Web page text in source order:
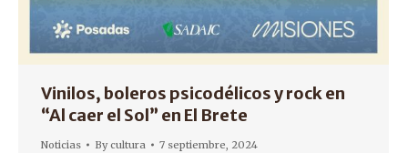
Vinilos, boleros psicodélicos y rock en
“Al caer el Sol” en El Brete
Noticias Bycultura 7 septiembre, 2024